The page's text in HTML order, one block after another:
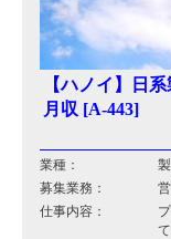
【ハノイ】日
月収 [A-443]
業種：
募集業務：
仕事内容：